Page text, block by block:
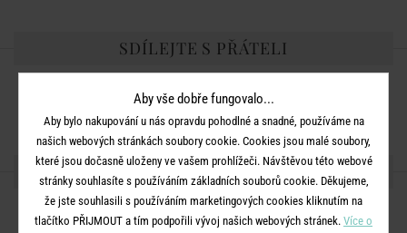
SDÍLEJTE S PŘÁTELI
DALŠÍ PRODUKTY ZE SÉRIE
Aby vše dobře fungovalo...
Aby bylo nakupování u nás opravdu pohodlné a snadné, používáme na
našich webových stránkách soubory cookie. Cookies jsou malé soubory,
které jsou dočasně uloženy ve vašem prohlížeči. Návštěvou této webové
stránky souhlasíte s používáním základních souborů cookie. Děkujeme,
že jste souhlasili s používáním marketingových cookies kliknutím na
tlačítko PŘIJMOUT a tím podpořili vývoj našich webových stránek. Více o